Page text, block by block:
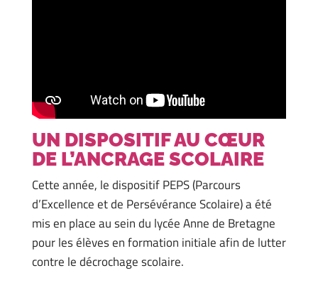
UN DISPOSITIF AU CŒUR
DE L’ANCRAGE SCOLAIRE
Cette année, le dispositif PEPS (Parcours
d’Excellence et de Persévérance Scolaire) a été
mis en place au sein du lycée Anne de Bretagne
pour les élèves en formation initiale afin de lutter
contre le décrochage scolaire.